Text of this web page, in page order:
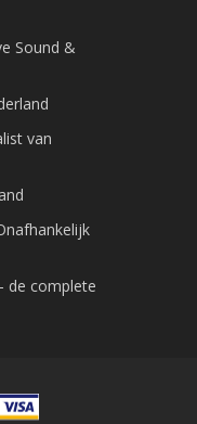
Sound &
van
de complete